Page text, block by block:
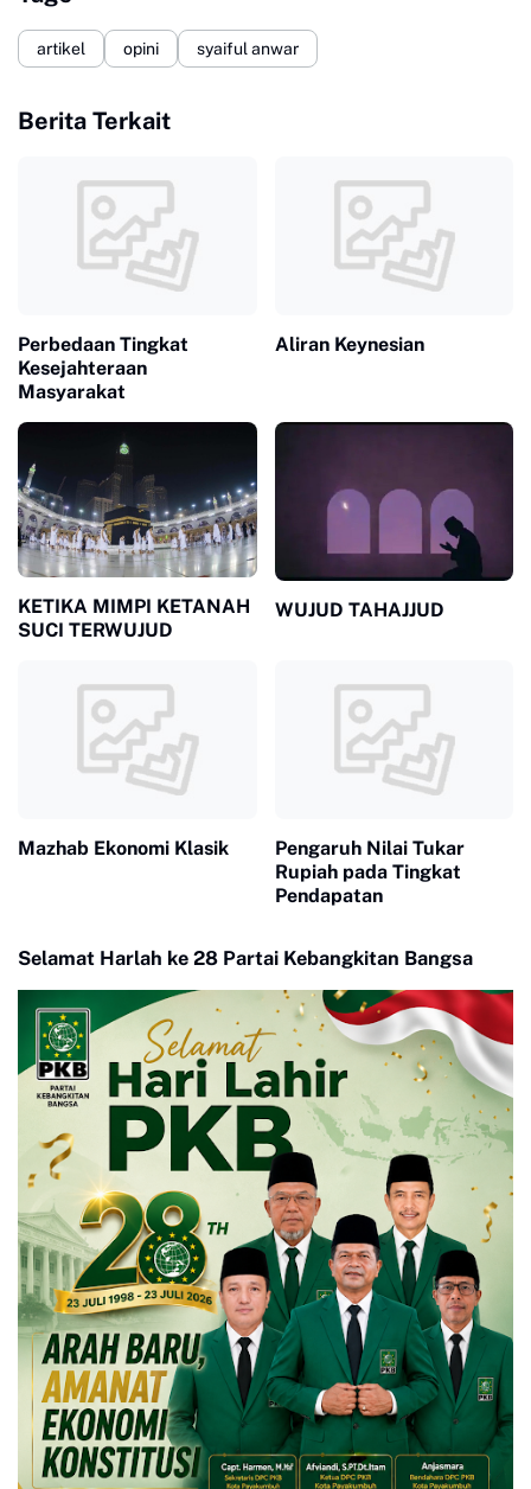
artikel opini syaiful anwar
Berita Terkait
Perbedaan Tingkat
Kesejahteraan
Masyarakat
Aliran Keynesian
KETIKA MIMPI KETANAH
SUCI TERWUJUD
WUJUD TAHAJJUD
Mazhab Ekonomi Klasik
Pengaruh Nilai Tukar
Rupiah pada Tingkat
Pendapatan
Selamat Harlah ke 28 Partai Kebangkitan Bangsa